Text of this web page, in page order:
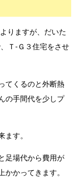
りますが、だいた
Ｔ-Ｇ３住宅をさせ
てくるのと外断熱
の手間代を少しプ
す。
足場代から費用が
かってきます。